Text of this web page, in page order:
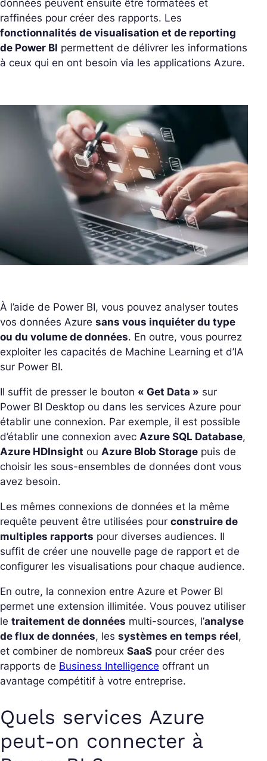
données peuvent ensuite être formatées et
raffinées pour créer des rapports. Les
fonctionnalités de visualisation et de reporting
de Power BI permettent de délivrer les informations
à ceux qui en ont besoin via les applications Azure.
À l’aide de Power BI, vous pouvez analyser toutes
vos données Azure sans vous inquiéter du type
ou du volume de données. En outre, vous pourrez
exploiter les capacités de Machine Learning et d’IA
sur Power BI.
Il suffit de presser le bouton « Get Data » sur
Power BI Desktop ou dans les services Azure pour
établir une connexion. Par exemple, il est possible
d’établir une connexion avec Azure SQL Database,
Azure HDInsight ou Azure Blob Storage puis de
choisir les sous-ensembles de données dont vous
avez besoin.
Les mêmes connexions de données et la même
requête peuvent être utilisées pour construire de
multiples rapports pour diverses audiences. Il
suffit de créer une nouvelle page de rapport et de
configurer les visualisations pour chaque audience.
En outre, la connexion entre Azure et Power BI
permet une extension illimitée. Vous pouvez utiliser
le traitement de données multi-sources, l’analyse
de flux de données, les systèmes en temps réel,
et combiner de nombreux SaaS pour créer des
rapports de Business Intelligence offrant un
avantage compétitif à votre entreprise.
Quels services Azure
peut-on connecter à